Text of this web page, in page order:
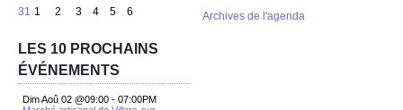
31 1 2 3 4 5 6
LES 10 PROCHAINS
ÉVÉNEMENTS
Dim Aoû 02 @09:00 - 07:00PM
Archives de l'agenda